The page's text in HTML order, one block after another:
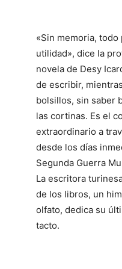
«Sin memoria,
utilidad», dice la
novela de Desy
de escribir,
bolsillos, sin saber
las cortinas. Es el
extraordinario a
desde los días
Segunda Guerra
La escritora
de los libros, un
olfato, dedica su
tacto.